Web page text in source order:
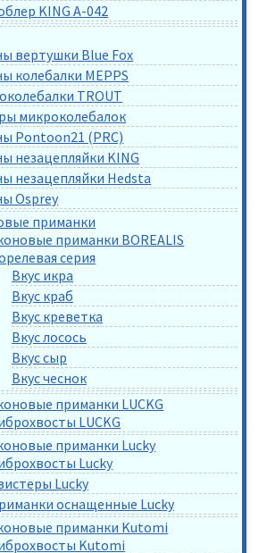
KING A-042
вертушки Blue Fox
колебалки MEPPS
TROUT
микроколебалок
Pontoon21 (PRC)
незацепляйки KING
незацепляйки Hedsta
Osprey
приманки
приманки BOREALIS
серия
Вкус икра
Вкус краб
Вкус креветка
Вкус лосось
Вкус сыр
Вкус чеснок
приманки LUCKG
LUCKG
приманки Lucky
Lucky
Lucky
оснащенные Lucky
приманки Kutomi
Kutomi